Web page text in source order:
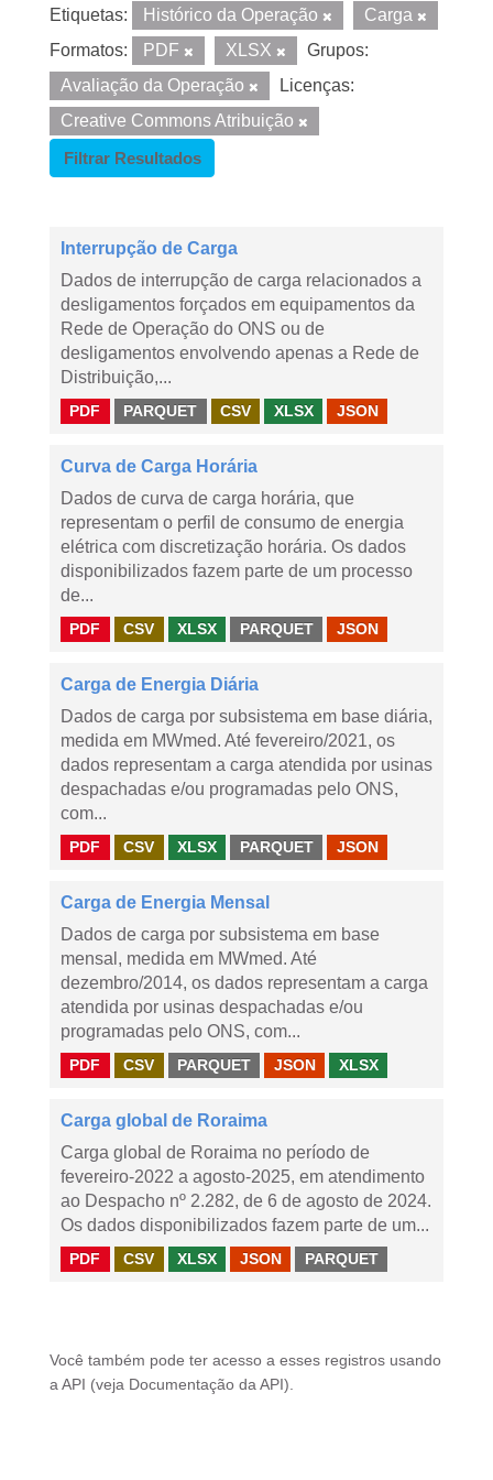
Etiquetas: Histórico da Operação
Carga
Formatos:
PDF XLSX
Grupos:
Avaliação da Operação
Licenças:
Creative Commons Atribuição
Filtrar Resultados
Interrupção de Carga
Dados de interrupção de carga relacionados a
desligamentos forçados em equipamentos da
Rede de Operação do ONS ou de
desligamentos envolvendo apenas a Rede de
Distribuição,...
PDF PARQUET CSV XLSX JSON
Curva de Carga Horária
Dados de curva de carga horária, que
representam o perfil de consumo de energia
elétrica com discretização horária. Os dados
disponibilizados fazem parte de um processo
de...
PDF CSV XLSX PARQUET JSON
Carga de Energia Diária
Dados de carga por subsistema em base diária,
medida em MWmed. Até fevereiro/2021, os
dados representam a carga atendida por usinas
despachadas e/ou programadas pelo ONS,
com...
PDF CSV XLSX PARQUET JSON
Carga de Energia Mensal
Dados de carga por subsistema em base
mensal, medida em MWmed. Até
dezembro/2014, os dados representam a carga
atendida por usinas despachadas e/ou
programadas pelo ONS, com...
PDF CSV PARQUET JSON XLSX
Carga global de Roraima
Carga global de Roraima no período de
fevereiro-2022 a agosto-2025, em atendimento
ao Despacho nº 2.282, de 6 de agosto de 2024.
Os dados disponibilizados fazem parte de um...
PDF CSV XLSX JSON PARQUET
Você também pode ter acesso a esses registros usando
a API (veja Documentação da API ).